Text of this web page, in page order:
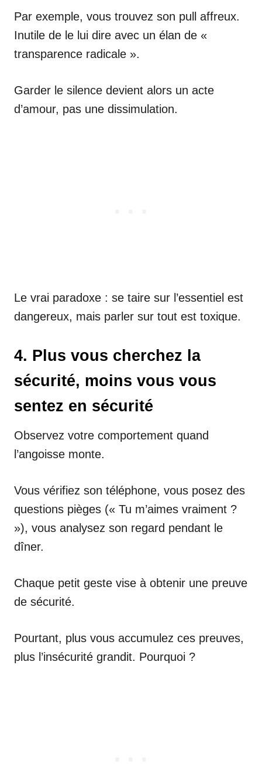
Par exemple, vous trouvez son pull affreux.
Inutile de le lui dire avec un élan de «
transparence radicale ».
Garder le silence devient alors un acte
d’amour, pas une dissimulation.
Le vrai paradoxe : se taire sur l’essentiel est
dangereux, mais parler sur tout est toxique.
4. Plus vous cherchez la
sécurité, moins vous vous
sentez en sécurité
Observez votre comportement quand
l’angoisse monte.
Vous vérifiez son téléphone, vous posez des
questions pièges (« Tu m’aimes vraiment ?
»), vous analysez son regard pendant le
dîner.
Chaque petit geste vise à obtenir une preuve
de sécurité.
Pourtant, plus vous accumulez ces preuves,
plus l’insécurité grandit. Pourquoi ?